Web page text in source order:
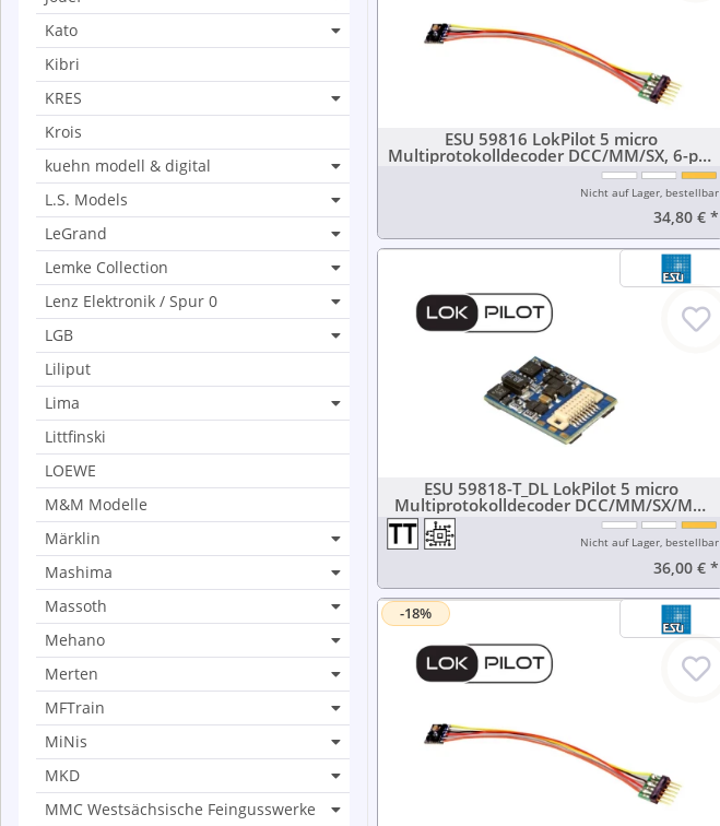
ESU 59816 LokPilot 5 micro
Multiprotokolldecoder DCC/MM/SX, 6-pin
Stecker NEM651 mit Kabel
Nicht auf Lager, bestellbar
34,80 €*
ESU 59818-T_DL LokPilot 5 micro
Multiprotokolldecoder DCC/MM/SX/M4,
Next18 Schnittstelle für Tillig
SchlepptenderdampflokNicht auf Lager, bestellbar
36,00 €*
-18%
Kato
Kibri
KRES
Krois
kuehn modell & digital
L.S. Models
LeGrand
Lemke Collection
Lenz Elektronik / Spur 0
LGB
Liliput
Lima
Littfinski
LOEWE
M&M Modelle
Märklin
Mashima
Massoth
Mehano
Merten
MFTrain
MiNis
MKD
MMC Westsächsische Feingusswerke